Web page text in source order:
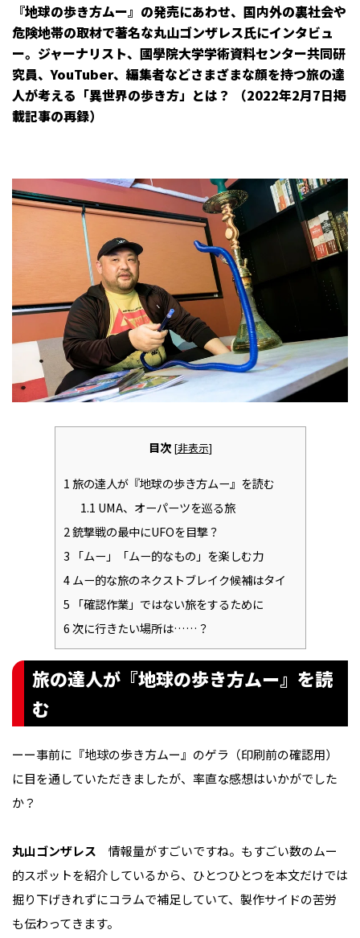
『地球の歩き方ムー』の発売にあわせ、国内外の裏社会や
危険地帯の取材で著名な丸山ゴンザレス氏にインタビュ
ー。ジャーナリスト、國學院大学学術資料センター共同研
究員、YouTuber、編集者などさまざまな顔を持つ旅の達
人が考える「異世界の歩き方」とは？ （2022年2月7日掲
載記事の再録）
目次 [非表示]
1旅の達人が『地球の歩き方ムー』を読む
1.1 UMA、オーパーツを巡る旅
2銃撃戦の最中にUFOを目撃？
3 「ムー」「ムー的なもの」を楽しむ力
4ムー的な旅のネクストブレイク候補はタイ
5 「確認作業」ではない旅をするために
6次に行きたい場所は……？
旅の達人が『地球の歩き方ムー』を読
む
ーー事前に『地球の歩き方ムー』のゲラ（印刷前の確認用）
に目を通していただきましたが、率直な感想はいかがでした
か？
丸山ゴンザレス 情報量がすごいですね。もすごい数のムー
的スポットを紹介しているから、ひとつひとつを本文だけでは
掘り下げきれずにコラムで補足していて、製作サイドの苦労
も伝わってきます。